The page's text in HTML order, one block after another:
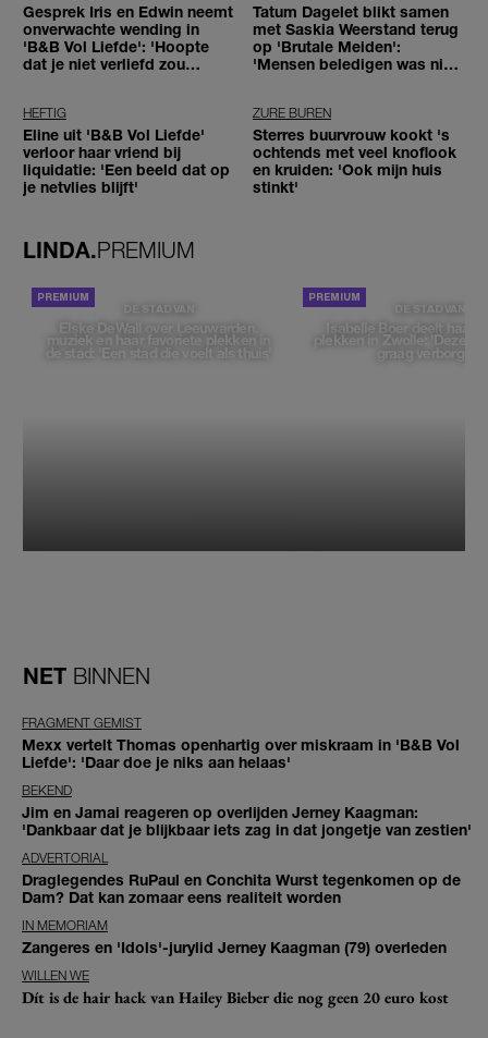
Gesprek Iris en Edwin neemt
onverwachte wending in
'B&B Vol Liefde': 'Hoopte
dat je niet verliefd zou
Tatum Dagelet blikt samen
met Saskia Weerstand terug
op 'Brutale Meiden':
'Mensen beledigen was niet
HEFTIG
Eline uit 'B&B Vol Liefde'
verloor haar vriend bij
liquidatie: 'Een beeld dat op
je netvlies blijft'
ZURE BUREN
Sterres buurvrouw kookt 's
ochtends met veel knoflook
en kruiden: 'Ook mijn huis
stinkt'
LINDA.PREMIUM
DE STAD VAN
Elske DeWall over Leeuwarden,
muziek en haar favoriete plekken in
de stad: 'Een stad die voelt als thuis'
DE STAD VAN
Isabelle Boer deelt haar
plekken in Zwolle: 'Deze
graag verborgen'
NET BINNEN
FRAGMENT GEMIST
Mexx vertelt Thomas openhartig over miskraam in 'B&B Vol
Liefde': 'Daar doe je niks aan helaas'
BEKEND
Jim en Jamai reageren op overlijden Jerney Kaagman:
'Dankbaar dat je blijkbaar iets zag in dat jongetje van zestien'
ADVERTORIAL
Draglegendes RuPaul en Conchita Wurst tegenkomen op de
Dam? Dat kan zomaar eens realiteit worden
IN MEMORIAM
Zangeres en 'Idols'-jurylid Jerney Kaagman (79) overleden
WILLEN WE
Dít is de hair hack van Hailey Bieber die nog geen 20 euro kost